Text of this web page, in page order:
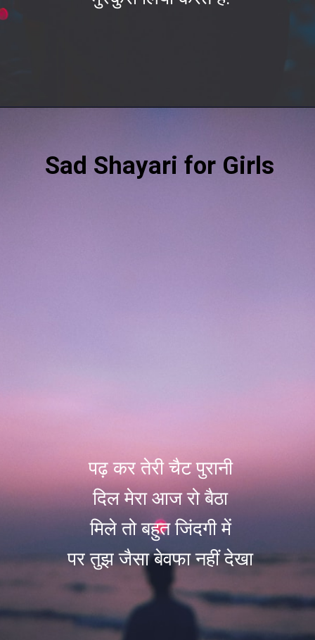
Sad Shayari for Girls
पढ़ कर तेरी चैट पुरानी
दिल मेरा आज रो बैठा
मिले तो बहुत जिंदगी में
पर तुझ जैसा बेवफा नहीं देखा